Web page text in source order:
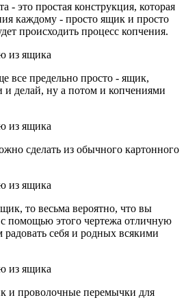
- это простая конструкция, которая
каждому - просто ящик и просто
происходить процесс копчения.
все предельно просто - ящик,
делай, ну а потом и копчениями
сделать из обычного картонного
то весьма вероятно, что вы
с помощью этого чертежа отличную
себя и родных всякими
и проволочные перемычки для